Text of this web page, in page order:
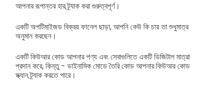
আপনার রূপান্তর হার ট্র্যাক করা গুরুত্বপূর্ণ।
একটি অপটিমাইজড বিক্রয় ফানেল ছাড়া, আপনি কেউ কি চায় তা শুধুমাত্র
অনুমান করছেন।
একটি কিউআর কোড আপনার পণ্য এবং সেবাগুলিতে একটি ডিজিটাল মাত্রা
প্রদান করে, কিন্তু - ডাইনামিক মোডে তৈরি কোড আপনার কিউআর কোড
স্ক্যান ট্র্যাক করতে পারে।